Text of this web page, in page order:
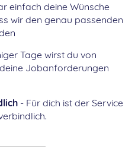
einfach deine Wünsche
wir den genau passenden
Tage wirst du von
Jobanforderungen
- Für dich ist der Service